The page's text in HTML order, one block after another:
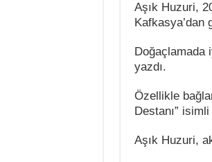
Aşık Huzuri,
Kafkasya’dan
Doğaçlamada
yazdı.
Özellikle
Destanı”
Aşık Huzuri,